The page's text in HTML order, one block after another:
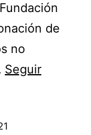
de
no
Seguir